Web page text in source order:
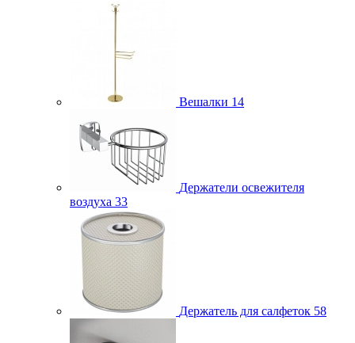
Вешалки 14
Держатели освежителя
воздуха 33
Держатель для салфеток 58